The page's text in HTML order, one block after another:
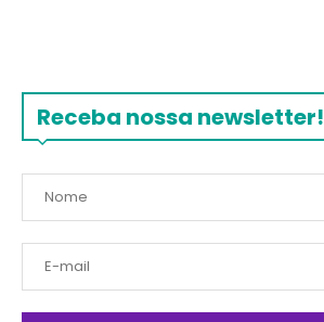
Receba nossa newsletter!